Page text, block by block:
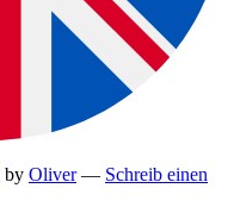
by Oliver — Schreib einen